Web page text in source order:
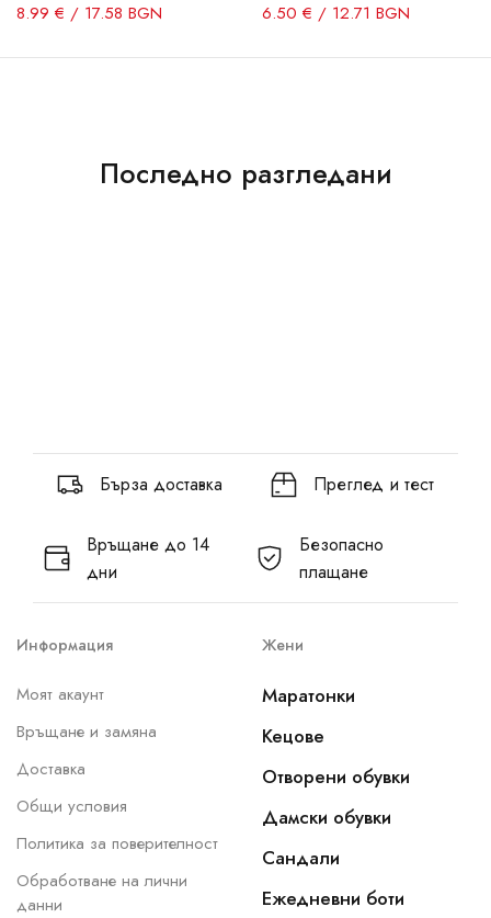
8.99 € / 17.58 BGN
6.50 € / 12.71 BGN
Последно разгледани
Бърза доставка Преглед и тест
Връщане до 14
дни
Безопасно
плащане
Информация
Моят акаунт
Връщане и замяна
Доставка
Общи условия
Политика за поверителност
Обработване на лични
данни
Жени
Маратонки
Кецове
Отворени обувки
Дамски обувки
Сандали
Ежедневни боти